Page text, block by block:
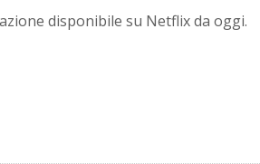
disponibile su Netflix da oggi.